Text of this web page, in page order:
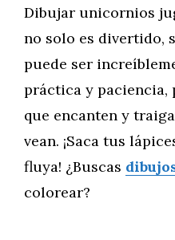
Dibujar unicornios
no solo es divertido,
puede ser
práctica y paciencia,
que encanten y
vean. ¡Saca tus
fluya! ¿Buscas
colorear?